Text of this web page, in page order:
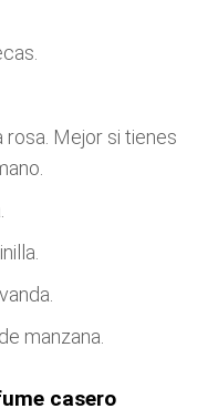
rosa. Mejor si tienes
manzana.
casero